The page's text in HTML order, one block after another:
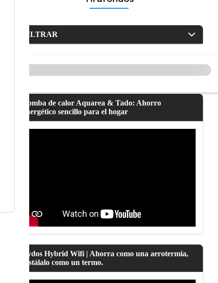
FILTRAR
Bomba de calor Aquarea & Tado: Ahorro
energético sencillo para el hogar
Lydos Hybrid Wifi | Ahorra como una aerotermia,
instálalo como un termo.